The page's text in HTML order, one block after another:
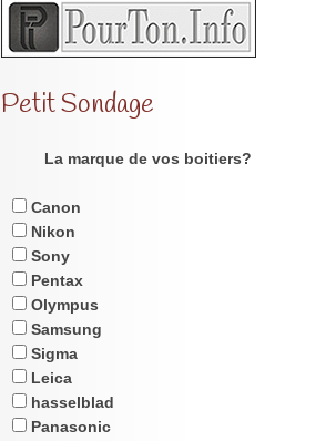
Petit Sondage
La marque de vos boitiers?
Canon
Nikon
Sony
Pentax
Olympus
Samsung
Sigma
Leica
hasselblad
Panasonic